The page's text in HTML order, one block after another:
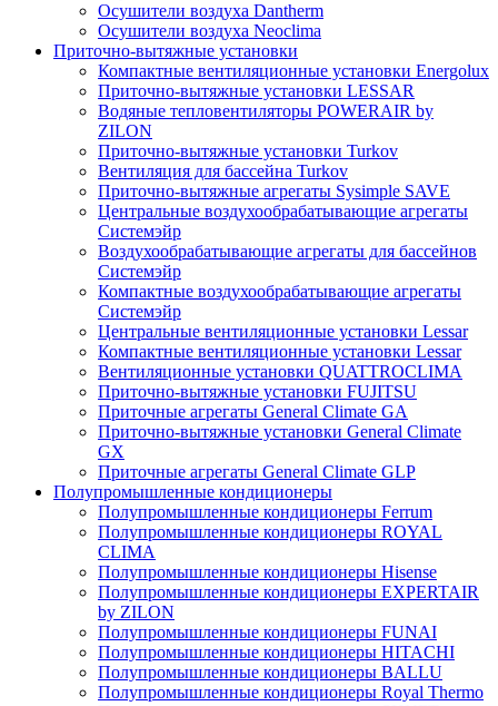
Осушители воздуха Dantherm
Осушители воздуха Neoclima
Приточно-вытяжные установки
Компактные вентиляционные установки Energolux
Приточно-вытяжные установки LESSAR
Водяные тепловентиляторы POWERAIR by
ZILON
Приточно-вытяжные установки Turkov
Вентиляция для бассейна Turkov
Приточно-вытяжные агрегаты Sysimple SAVE
Центральные воздухообрабатывающие агрегаты
Системэйр
Воздухообрабатывающие агрегаты для бассейнов
Системэйр
Компактные воздухообрабатывающие агрегаты
Системэйр
Центральные вентиляционные установки Lessar
Компактные вентиляционные установки Lessar
Вентиляционные установки QUATTROCLIMA
Приточно-вытяжные установки FUJITSU
Приточные агрегаты General Climate GA
Приточно-вытяжные установки General Climate
GX
Приточные агрегаты General Climate GLP
Полупромышленные кондиционеры
Полупромышленные кондиционеры Ferrum
Полупромышленные кондиционеры ROYAL
CLIMA
Полупромышленные кондиционеры Hisense
Полупромышленные кондиционеры EXPERTAIR
by ZILON
Полупромышленные кондиционеры FUNAI
Полупромышленные кондиционеры HITACHI
Полупромышленные кондиционеры BALLU
Полупромышленные кондиционеры Royal Thermo